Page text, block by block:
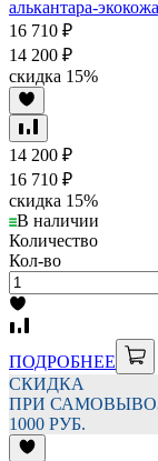
16 710 ₽
14 200 ₽
скидка 15%
14 200 ₽
16 710 ₽
скидка 15%
В наличии
Количество
Кол-во
ПОДРОБНЕЕ
СКИДКА
ПРИ
1000 РУБ.